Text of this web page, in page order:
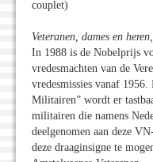
couplet)
Veteranen, dames en heren,
In 1988 is de Nobelprijs
vredesmachten van de
vredesmissies vanaf
Militairen” wordt er
militairen die namens
deelgenomen aan deze
deze draaginsigne te